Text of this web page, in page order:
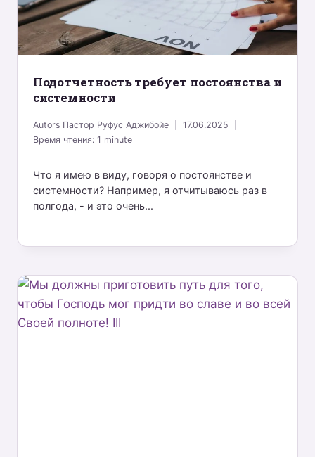
Подотчетность требует постоянства и
системности
Autors Пастор Руфус Аджибойе
17.06.2025
Время чтения:1 minute
Что я имею в виду, говоря о постоянстве и
системности? Например, я отчитываюсь раз в
полгода, - и это очень...